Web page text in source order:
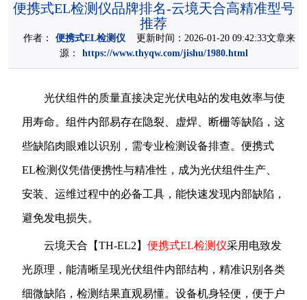
便携式EL检测仪品牌排名-云境天合高精准型号
推荐
作者： 便携式EL检测仪更新时间：2026-01-20 09:42:33文章来
源：
https://www.thyqw.com/jishu/1980.html
光伏组件的质量直接决定光伏电站的发电效率与使
用寿命。组件内部易存在隐裂、虚焊、断栅等缺陷，这
些缺陷肉眼难以识别，需专业检测设备排查。便携式
EL检测仪凭借便携性与精准性，成为光伏组件生产、
安装、运维过程中的必备工具，能快速发现内部缺陷，
避免发电损失。
云境天合【TH-EL2】 便携式EL检测仪采用电致发
光原理，能清晰呈现光伏组件内部结构，精准识别各类
细微缺陷，检测结果直观易懂。设备机身轻便，便于户